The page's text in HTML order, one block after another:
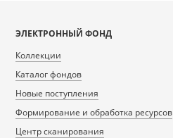
ЭЛЕКТРОННЫЙ ФОНД
Коллекции
Каталог фондов
Новые поступления
Формирование и обработка ресурсов
Центр сканирования